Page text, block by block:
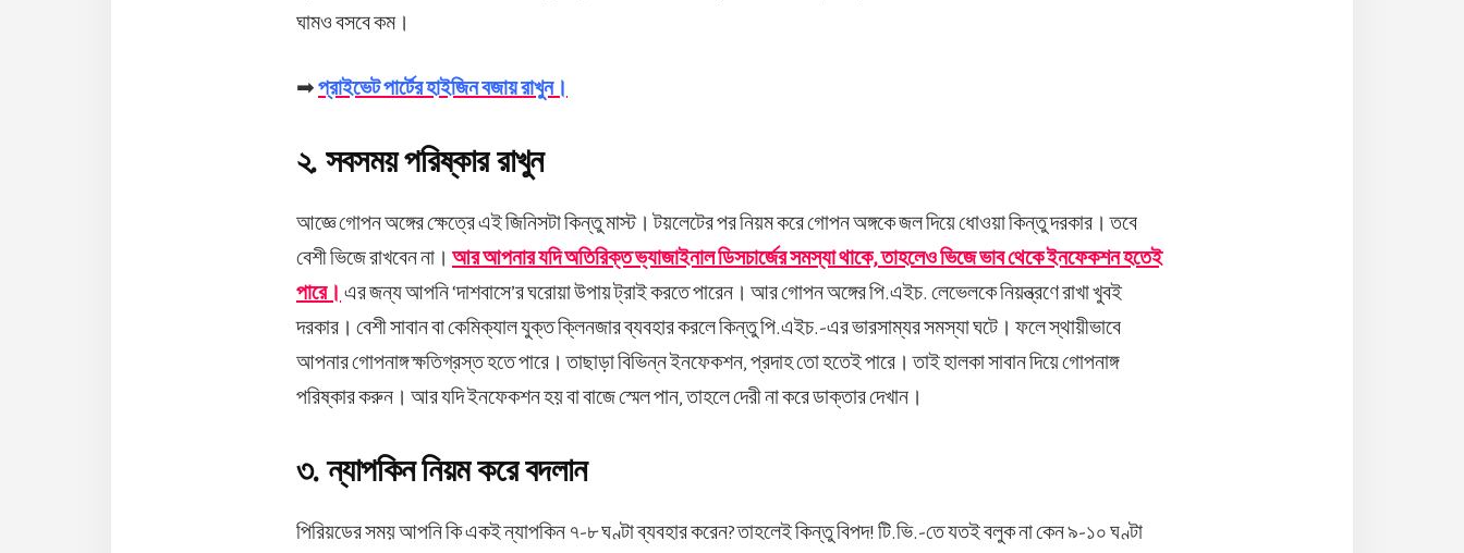
ঘামও বসবে কম।
➡ প্রাইভেট পার্টের হাইজিন বজায় রাখুন।
২. সবসময় পরিষ্কার রাখুন
আজ্ঞে গোপন অঙ্গের ক্ষেত্রে এই জিনিসটা কিন্তু মাস্ট। টয়লেটের পর নিয়ম করে গোপন অঙ্গকে জল দিয়ে ধোওয়া কিন্তু দরকার। তবে
বেশী ভিজে রাখবেন না। আর আপনার যদি অতিরিক্ত ভ্যাজাইনাল ডিসচার্জের সমস্যা থাকে, তাহলেও ভিজে ভাব থেকে ইনফেকশন হতেই
পারে। এর জন্য আপনি ‘দাশবাসে’র ঘরোয়া উপায় ট্রাই করতে পারেন। আর গোপন অঙ্গের পি.এইচ. লেভেলকে নিয়ন্ত্রণে রাখা খুবই
দরকার। বেশী সাবান বা কেমিক্যাল যুক্ত ক্লিনজার ব্যবহার করলে কিন্তু পি.এইচ.-এর ভারসাম্যর সমস্যা ঘটে। ফলে স্থায়ীভাবে
আপনার গোপনাঙ্গ ক্ষতিগ্রস্ত হতে পারে। তাছাড়া বিভিন্ন ইনফেকশন, প্রদাহ তো হতেই পারে। তাই হালকা সাবান দিয়ে গোপনাঙ্গ
পরিষ্কার করুন। আর যদি ইনফেকশন হয় বা বাজে স্মেল পান, তাহলে দেরী না করে ডাক্তার দেখান।
৩. ন্যাপকিন নিয়ম করে বদলান
পিরিয়ডের সময় আপনি কি একই ন্যাপকিন ৭-৮ ঘণ্টা ব্যবহার করেন? তাহলেই কিন্তু বিপদ! টি.ভি.-তে যতই বলুক না কেন ৯-১০ ঘণ্টা